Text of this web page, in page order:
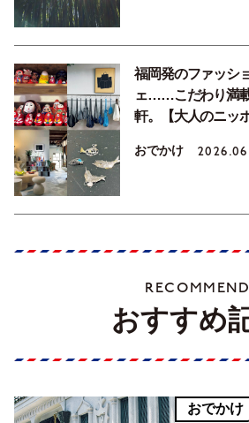
福岡発のファッシ
ェ……こだわり満
軒。【大人のニッ
おでかけ
RECOMMEND
おすすめ
おでかけ